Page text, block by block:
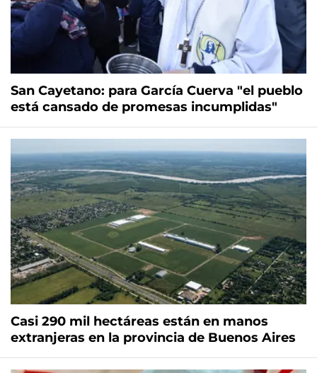
San Cayetano: para García Cuerva "el pueblo
está cansado de promesas incumplidas"
Casi 290 mil hectáreas están en manos
extranjeras en la provincia de Buenos Aires